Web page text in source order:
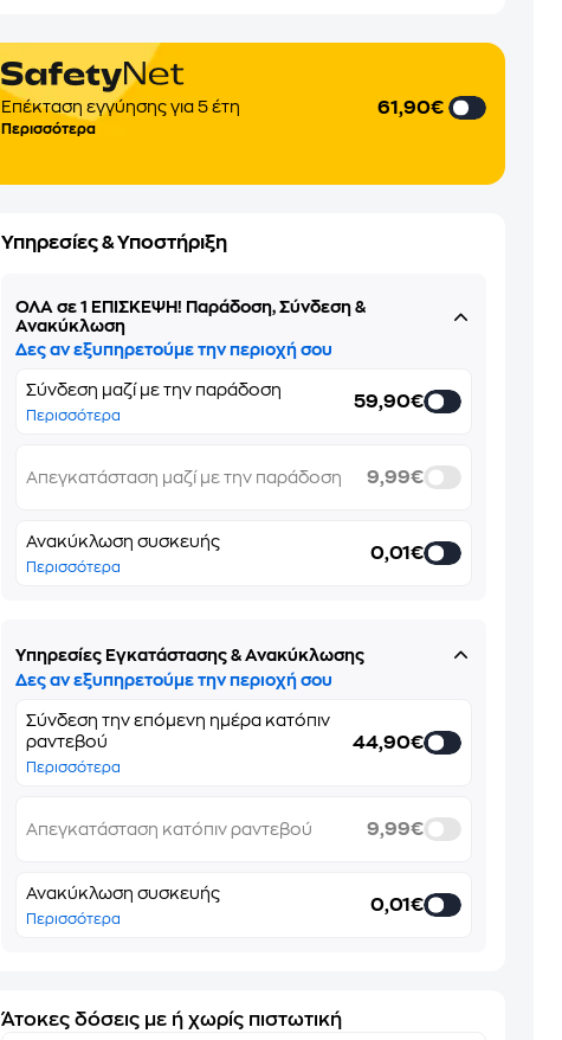
Επέκταση εγγύησης για 5 έτη
Περισσότερα
61,90€
Υπηρεσίες & Υποστήριξη
ΌΛΑ σε 1 ΕΠΙΣΚΕΨΗ! Παράδοση, Σύνδεση &
Ανακύκλωση
Δες αν εξυπηρετούμε την περιοχή σου
Σύνδεση μαζί με την παράδοση
Περισσότερα
59,90€
Απεγκατάσταση μαζί με την παράδοση 9,99€
Ανακύκλωση συσκευής
Περισσότερα
0,01€
Υπηρεσίες Εγκατάστασης & Ανακύκλωσης
Δες αν εξυπηρετούμε την περιοχή σου
Σύνδεση την επόμενη ημέρα κατόπιν
ραντεβού
Περισσότερα
44,90€
Απεγκατάσταση κατόπιν ραντεβού 9,99€
Ανακύκλωση συσκευής
Περισσότερα
0,01€
Άτοκες δόσεις με ή χωρίς πιστωτική